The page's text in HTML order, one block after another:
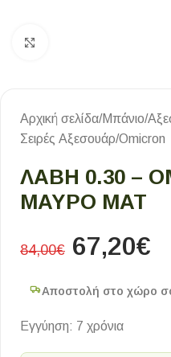
Αρχική σελίδα/Μπάνιο/
Σειρές Αξεσουάρ/Omicron
ΛΑΒΗ 0.30 –
ΜΑΥΡΟ ΜΑΤ
84,00€ 67,20€
Αποστολή στο χώρο
Εγγύηση: 7 χρόνια